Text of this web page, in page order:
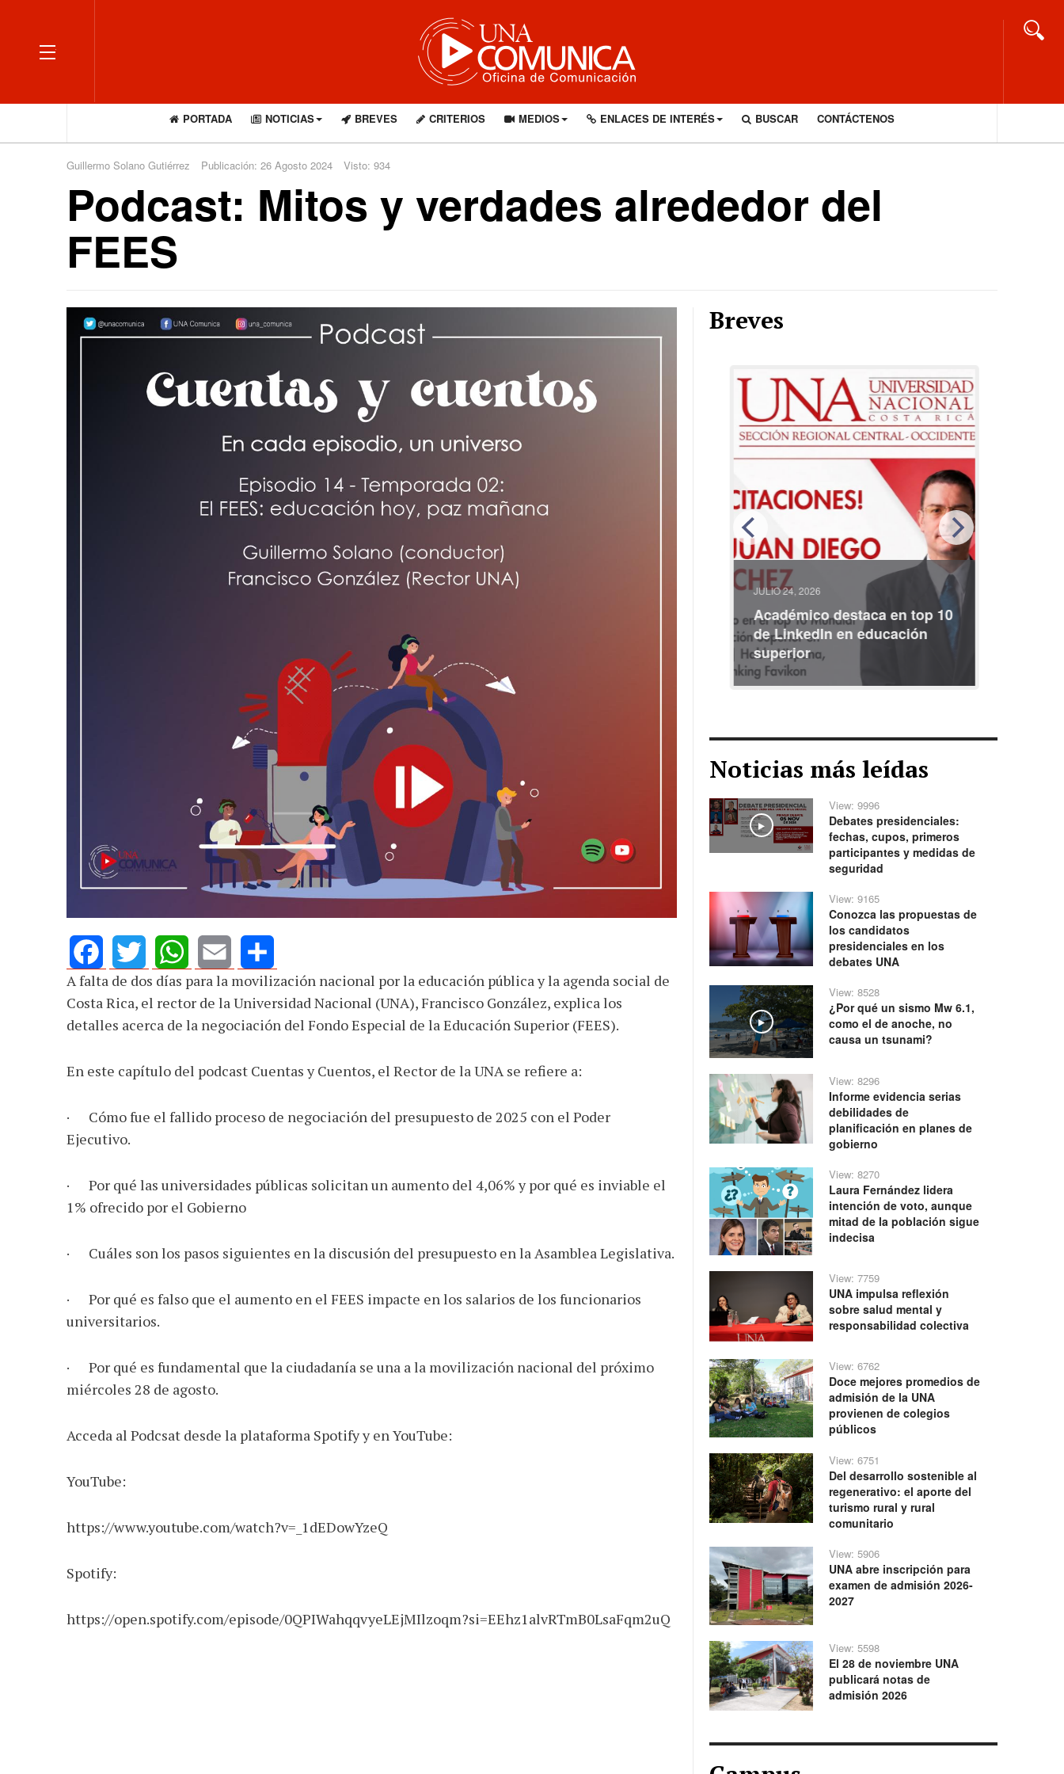
OFF CANVAS
PORTADA NOTICIAS BREVES CRITERIOS MEDIOS ENLACES DE INTERÉS BUSCAR CONTÁCTENOS
Guillermo Solano Gutiérrez Publicación: 26 Agosto 2024 Visto: 934
Podcast: Mitos y verdades alrededor del
FEES
FacebookTwitter WhatsAppEmail Share
A falta de dos días para la movilización nacional por la educación pública y la agenda social de
Costa Rica, el rector de la Universidad Nacional (UNA), Francisco González, explica los
detalles acerca de la negociación del Fondo Especial de la Educación Superior (FEES).
En este capítulo del podcast Cuentas y Cuentos, el Rector de la UNA se refiere a:
· Cómo fue el fallido proceso de negociación del presupuesto de 2025 con el Poder
Ejecutivo.
· Por qué las universidades públicas solicitan un aumento del 4,06% y por qué es inviable el
1% ofrecido por el Gobierno
· Cuáles son los pasos siguientes en la discusión del presupuesto en la Asamblea Legislativa.
· Por qué es falso que el aumento en el FEES impacte en los salarios de los funcionarios
universitarios.
· Por qué es fundamental que la ciudadanía se una a la movilización nacional del próximo
miércoles 28 de agosto.
Acceda al Podcsat desde la plataforma Spotify y en YouTube:
YouTube:
https://www.youtube.com/watch?v=_1dEDowYzeQ
Spotify:
https://open.spotify.com/episode/0QPIWahqqvyeLEjMIlzoqm?si=EEhz1alvRTmB0LsaFqm2uQ
Breves
Consejo Universitario llama a
defender la democracia
JULIO 24, 2026 JULIO 24, 2026
Académico destaca en top 10
de LinkedIn en educación
superior
Noticias más leídas
Play
View: 9996
Debates presidenciales:
fechas, cupos, primeros
participantes y medidas de
seguridad
View: 9165
Conozca las propuestas de
los candidatos
presidenciales en los
debates UNA
Play
View: 8528
¿Por qué un sismo Mw 6.1,
como el de anoche, no
causa un tsunami?
View: 8296
Informe evidencia serias
debilidades de
planificación en planes de
gobierno
View: 8270
Laura Fernández lidera
intención de voto, aunque
mitad de la población sigue
indecisa
View: 7759
UNA impulsa reflexión
sobre salud mental y
responsabilidad colectiva
View: 6762
Doce mejores promedios de
admisión de la UNA
provienen de colegios
públicos
View: 6751
Del desarrollo sostenible al
regenerativo: el aporte del
turismo rural y rural
comunitario
View: 5906
UNA abre inscripción para
examen de admisión 2026-
2027
View: 5598
El 28 de noviembre UNA
publicará notas de
admisión 2026